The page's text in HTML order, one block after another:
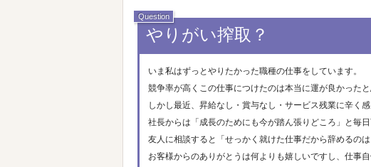
やりがい搾取？
いま私はずっとやりたかった職種の仕事をしています。
競争率が高くこの仕事につけたのは本当に運が良かったと
しかし最近、昇給なし・賞与なし・サービス残業に辛く感
社長からは「成長のためにも今が踏ん張りどころ」と毎日
友人に相談すると「せっかく就けた仕事だから辞めるの
お客様からのありがとうは何よりも嬉しいですし、仕事